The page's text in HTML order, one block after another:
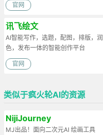
官网
讯飞绘文
AI智能写作，选题，配图，排版，润
色，发布一体的智能创作平台
官网
类似于疯火轮AI的资源
NijiJourney
MJ出品！面向二次元AI 绘画工具